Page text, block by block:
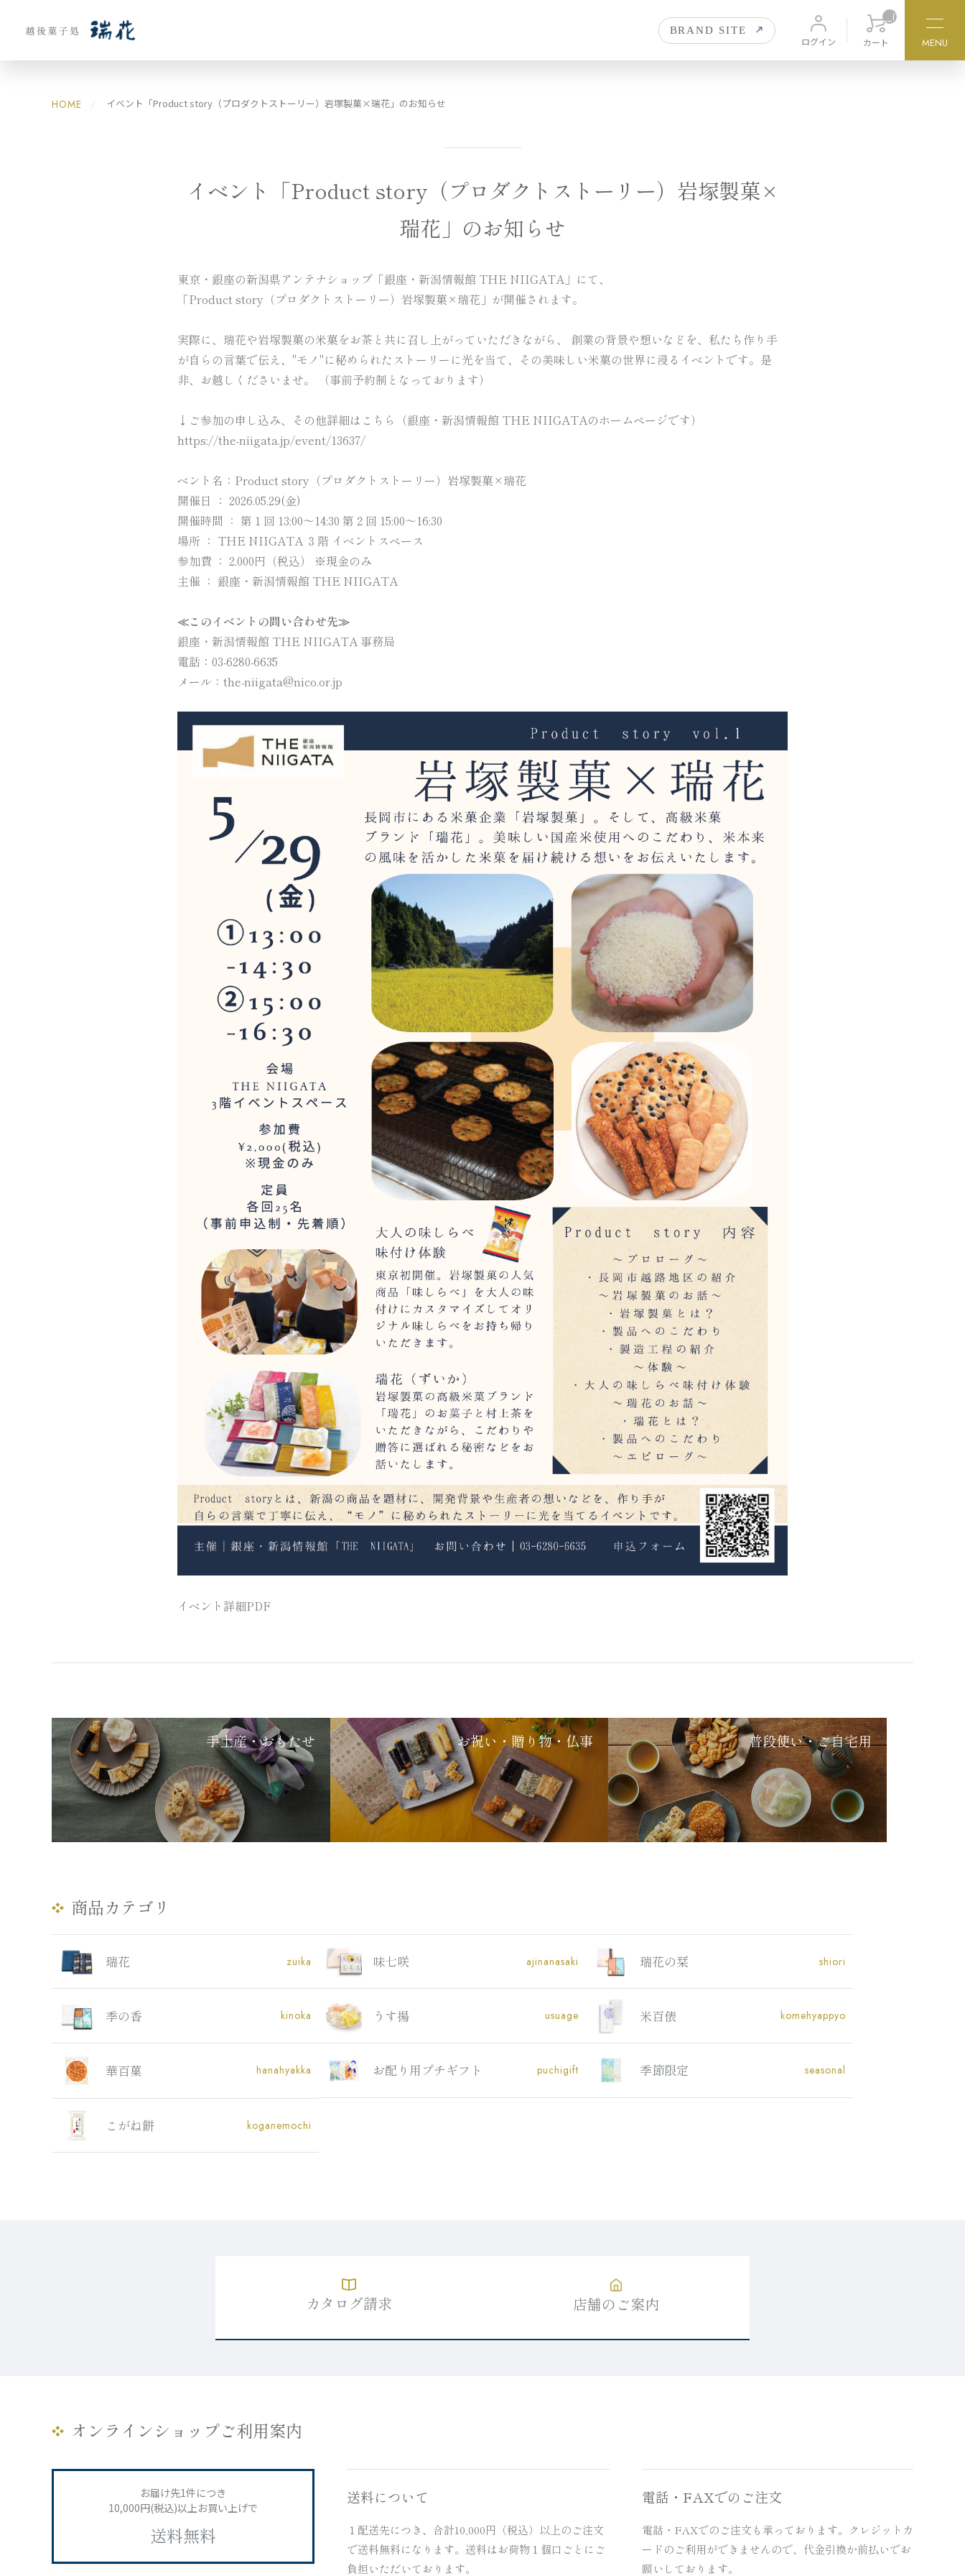
BRAND SITE
ログイン カート
__ITM_CNT__
MENU
kinoka うす揚 usuage
hanahyakka お配り用プチギフト puchigift 季節限定
koganemochi
全ての商品一覧はこちら
手土産・おもたせ
BRAND SITE
店舗のご案内 ご利用ガイド カタログ請求
マイページの使い方 特定商取引法に基づく表記 プライバシーポリシー お問い合わせ
HOME イベント「Product story（プロダクトストーリー）岩塚製菓×瑞花」のお知らせ
イベント「Product story（プロダクトストーリー）岩塚製菓×
瑞花」のお知らせ
東京・銀座の新潟県アンテナショップ「銀座・新潟情報館 THE NIIGATA」にて、
「Product story（プロダクトストーリー）岩塚製菓×瑞花」が開催されます。
実際に、瑞花や岩塚製菓の米菓をお茶と共に召し上がっていただきながら、 創業の背景や想いなどを、私たち作り手
が自らの言葉で伝え、"モノ"に秘められたストーリーに光を当て、その美味しい米菓の世界に浸るイベントです。是
非、お越しくださいませ。 （事前予約制となっております）
↓ご参加の申し込み、その他詳細はこちら（銀座・新潟情報館 THE NIIGATAのホームページです）
https://the-niigata.jp/event/13637/
ベント名：Product story（プロダクトストーリー）岩塚製菓×瑞花
開催日 ： 2026.05.29(金)
開催時間 ： 第１回 13:00～14:30 第２回 15:00～16:30
場所 ： THE NIIGATA ３階 イベントスペース
参加費 ： 2,000円（税込） ※現金のみ
主催 ： 銀座・新潟情報館 THE NIIGATA
≪このイベントの問い合わせ先≫
銀座・新潟情報館 THE NIIGATA 事務局
電話：03-6280-6635
メール：the-niigata@nico.or.jp
イベント詳細PDF
手土産・おもたせ お祝い・贈り物・仏事 普段使い・ご自宅用
商品カテゴリ
瑞花 zuika 味七咲 ajinanasaki 瑞花の栞 shiori
季の香 kinoka うす揚 usuage 米百俵 komehyappyo
華百菓 hanahyakka お配り用プチギフト puchigift 季節限定 seasonal
こがね餅 koganemochi
カタログ請求 店舗のご案内
オンラインショップご利用案内
お届け先1件につき
10,000円(税込)以上お買い上げで
送料無料
送料について
１配送先につき、合計10,000円（税込）以上のご注文
で送料無料になります。送料はお荷物１個口ごとにご
負担いただいております。
電話・FAXでのご注文
電話・FAXでのご注文も承っております。クレジットカ
ードのご利用ができませんので、代金引換か前払いでお
願いしております。